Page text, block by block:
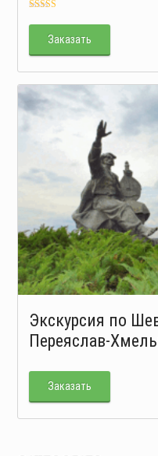
5.00
Заказать
Экскурсия по
Переяслав-
Заказать